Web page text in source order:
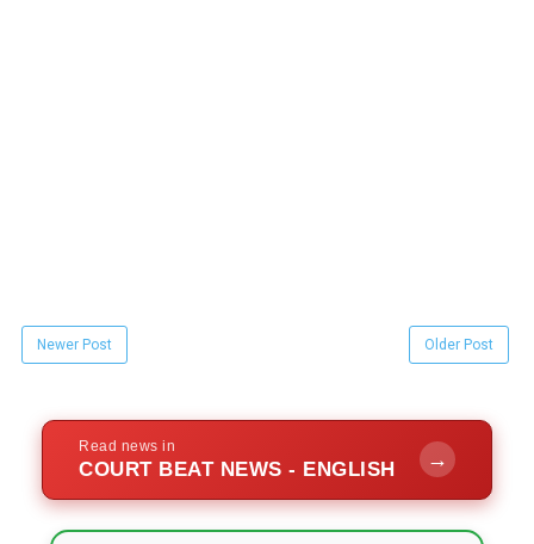
Newer Post Older Post
Read news in
COURT BEAT NEWS - ENGLISH →